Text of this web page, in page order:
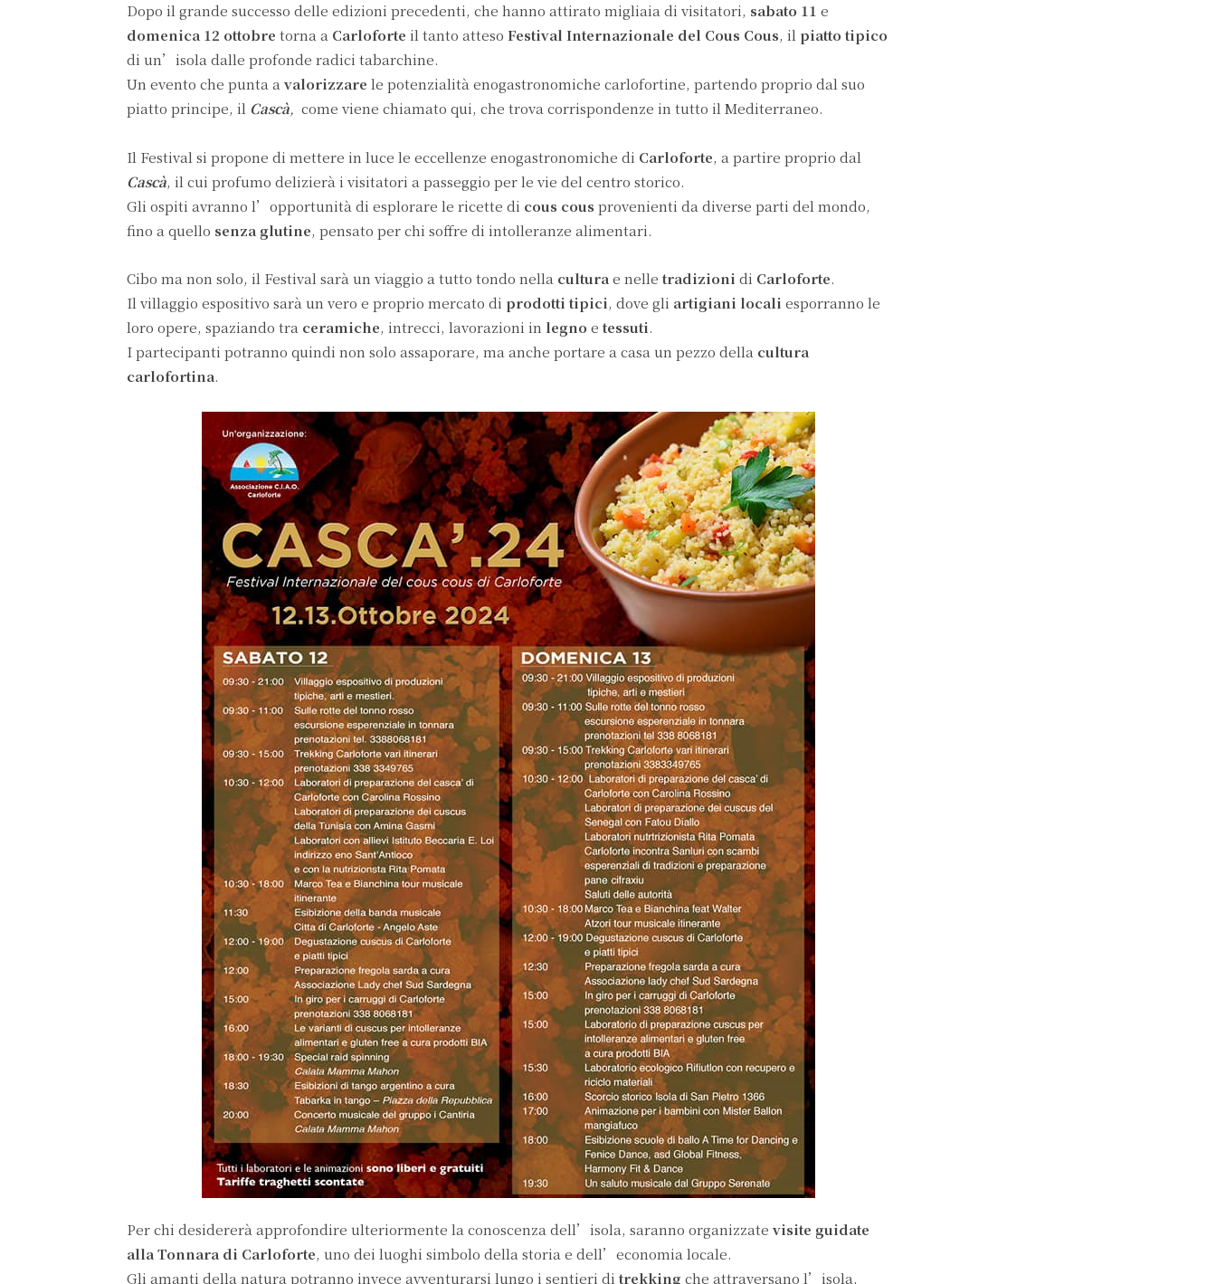
Dopo il grande successo delle edizioni precedenti, che hanno attirato migliaia di visitatori, sabato 11 e
domenica 12 ottobre torna a Carloforte il tanto atteso Festival Internazionale del Cous Cous, il piatto tipico
di un’isola dalle profonde radici tabarchine.
Un evento che punta a valorizzare le potenzialità enogastronomiche carlofortine, partendo proprio dal suo
piatto principe, il Cascà, come viene chiamato qui, che trova corrispondenze in tutto il Mediterraneo.
Il Festival si propone di mettere in luce le eccellenze enogastronomiche di Carloforte, a partire proprio dal
Cascà, il cui profumo delizierà i visitatori a passeggio per le vie del centro storico.
Gli ospiti avranno l’opportunità di esplorare le ricette di cous cous provenienti da diverse parti del mondo,
fino a quello senza glutine, pensato per chi soffre di intolleranze alimentari.
Cibo ma non solo, il Festival sarà un viaggio a tutto tondo nella cultura e nelletradizioni di Carloforte.
Il villaggio espositivo sarà un vero e proprio mercato di prodotti tipici, dove gli artigiani locali esporranno le
loro opere, spaziando tra ceramiche, intrecci, lavorazioni in legno etessuti.
I partecipanti potranno quindi non solo assaporare, ma anche portare a casa un pezzo della cultura
carlofortina.
Per chi desidererà approfondire ulteriormente la conoscenza dell’isola, saranno organizzate visite guidate
alla Tonnara di Carloforte, uno dei luoghi simbolo della storia e dell’economia locale.
Gli amanti della natura potranno invece avventurarsi lungo i sentieri ditrekking che attraversano l’isola,